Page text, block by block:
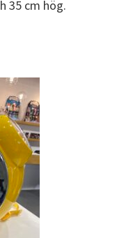
35 cm hög.